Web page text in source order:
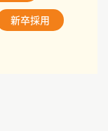
新卒採用